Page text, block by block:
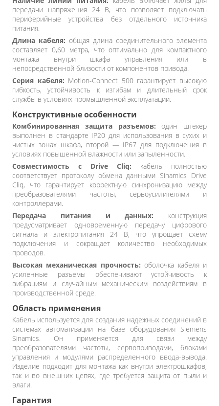
передачи напряжения 24 В, что позволяет подключать
периферийные устройства без отдельного источника
питания.
Длина кабеля: общая длина соединительного элемента
составляет 0,60 метра, что оптимально для компактного
монтажа внутри шкафа управления или в
непосредственной близости от компонентов привода.
Серия кабеля: Motion-Connect 500 гарантирует высокую
гибкость, устойчивость к изгибам и длительный срок
службы в условиях промышленной эксплуатации.
Конструктивные особенности
Комбинированная защита разъемов: один штекер
выполнен в стандарте IP20 для использования в сухих и
чистых зонах шкафа, второй — IP67 для подключения в
условиях повышенной влажности или запыленности.
Совместимость с Drive Cliq: кабель полностью
соответствует протоколу обмена данными Sinamics Drive
Cliq, что гарантирует корректную синхронизацию между
преобразователями частоты, сервоусилителями и
контроллерами.
Передача питания и данных: конструкция
предусматривает одновременную передачу цифрового
сигнала и электропитания 24 В, что упрощает схему
подключения и сокращает количество необходимых
проводов.
Высокая механическая прочность: оболочка кабеля и
усиленные разъемы обеспечивают устойчивость к
вибрациям и случайным механическим воздействиям в
производственной среде.
Область применения
Кабель используется для создания надежных соединений в
системах автоматизации на базе оборудования Siemens
Sinamics. Он применяется для связи между
преобразователями частоты, сервоприводами, блоками
управления и модулями распределенного ввода-вывода.
Изделие подходит для монтажа как внутри электрошкафов,
так и во внешних цепях, где требуется защита от пыли и
влаги.
Гарантия